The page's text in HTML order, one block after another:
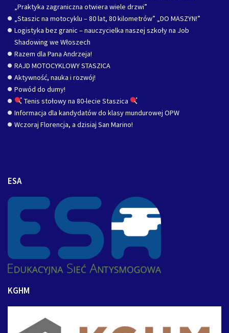
„Praktyka zagraniczna otwiera wiele drzwi”
„Staszic na motocyklu – 80 lat, 80 kilometrów” „DO MASZYN!”
Logistyka bez granic – nauczycielka naszej szkoły na Job
Shadowing we Włoszech
Razem dla Pana Andrzeja!
RAJD MOTOCYKLOWY STASZICA
Aktywność, nauka i rozwój!
Powód do dumy!
Tenis stołowy na 80-lecie Staszica
Informacja dla kandydatów do klasy mundurowej OPW
Wczoraj Florencja, a dzisiaj San Marino!
ESA
KGHM